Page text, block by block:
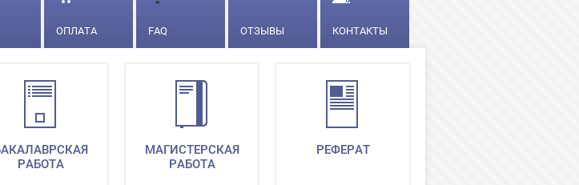
ОПЛАТА FAQ ОТЗЫВЫ КОНТАКТЫ
РАБОТА
МАГИСТЕРСКАЯ
РАБОТА
РЕФЕРАТ